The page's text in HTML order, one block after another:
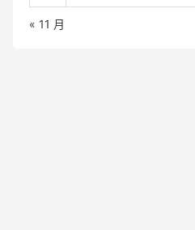
« 11 月